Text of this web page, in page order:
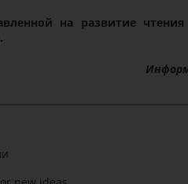
на развитие